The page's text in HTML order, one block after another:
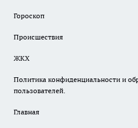
Гороскоп
Происшествия
ЖКХ
Политика конфиденциальности и
пользователей.
Главная